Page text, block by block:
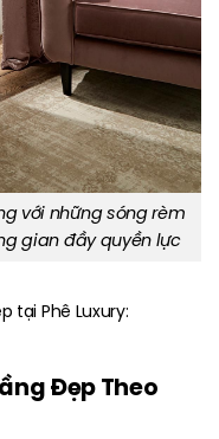
với những sóng rèm
gian đầy quyền lực
Phê Luxury:
Đẹp Theo